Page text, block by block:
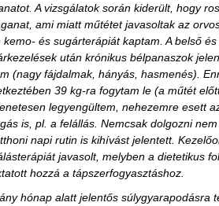
A vizsgálatok során kiderült, hogy
ami miatt műtétet javasoltak az
kemo- és sugárterápiát kaptam. A belső és
után krónikus bélpanaszok
(nagy fájdalmak, hányás, hasmenés).
39 kg-ra fogytam le (a műtét
legyengültem, nehezemre esett
is, pl. a felállás. Nemcsak dolgozni
napi rutin is kihívást jelentett.
javasolt, melyben a dietetikus
hozzá a tápszerfogyasztáshoz.
hónap alatt jelentős súlygyarapodásra